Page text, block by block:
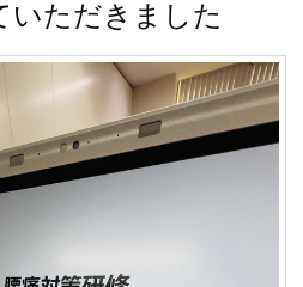
いただきました